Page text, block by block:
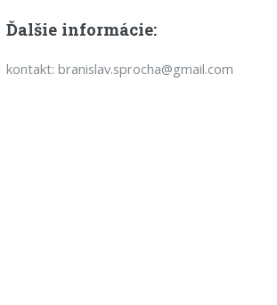
Ďalšie informácie:
kontakt: branislav.sprocha@gmail.com